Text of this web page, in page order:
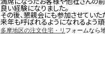
良い経験になりました。
その後、懇親会にも参加させてい
来年も呼ばれるようになれるよう頑
多摩地区の注文住宅・リ フォームなら